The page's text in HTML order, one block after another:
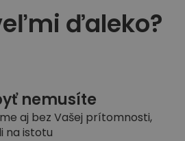
ďaleko?
nemusíte
aj bez Vašej prítomnosti,
na istotu